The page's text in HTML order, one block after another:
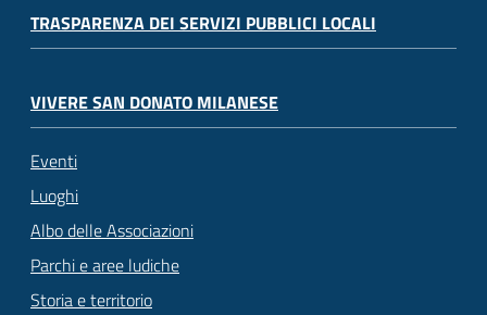
TRASPARENZA DEI SERVIZI PUBBLICI LOCALI
VIVERE SAN DONATO MILANESE
Eventi
Luoghi
Albo delle Associazioni
Parchi e aree ludiche
Storia e territorio